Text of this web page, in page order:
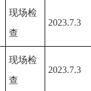
现场检
查
2023.7.3
现场检
查
2023.7.3